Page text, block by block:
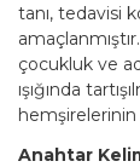
tanı, tedavisi
çocukluk ve
ışığında
Anahtar